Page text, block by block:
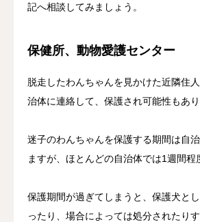
記へ相談してみましょう。
保健所、動物愛護センター
脱走したわんちゃんを見かけた近隣住
治体に連絡して、保護され可能性もあり
迷子のわんちゃんを保護する期間は自
ますが、ほとんどの自治体では1週間程
保護期間が過ぎてしまうと、保護犬と
ったり、場合によっては処分されたり